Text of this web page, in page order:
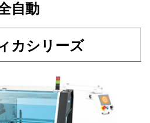
自動
カシリーズ